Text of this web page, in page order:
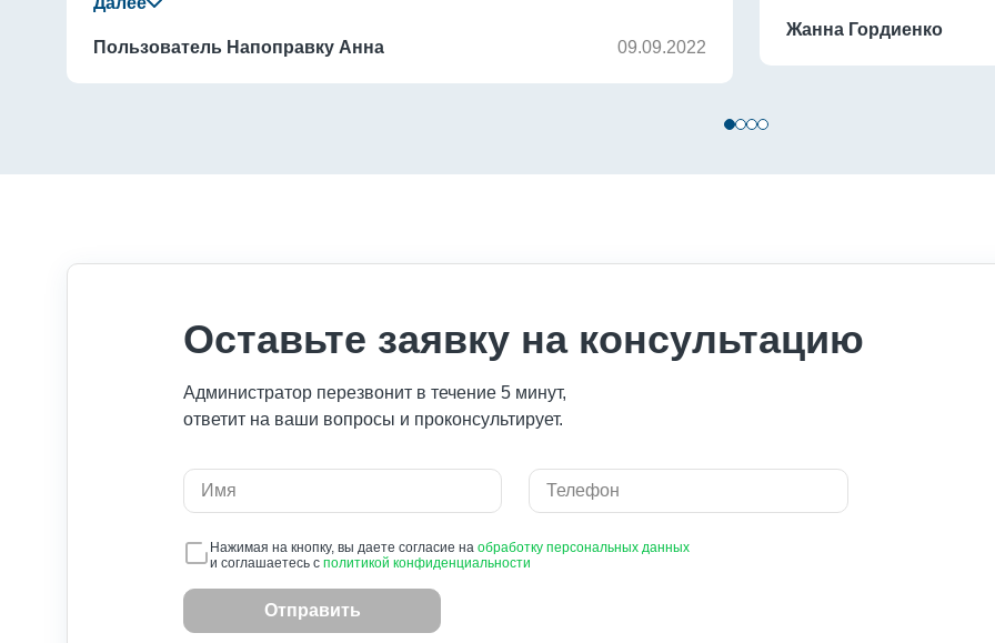
Пользователь Напоправку Анна
09.09.2022
творит чудеса, в чем
Жанна Гордиенко
Оставьте заявку на консультацию
Администратор перезвонит в течение 5 минут,
ответит на ваши вопросы и проконсультирует.
Нажимая на кнопку, вы даете согласие на обработку персональных данных
и соглашаетесь с политикой конфиденциальности